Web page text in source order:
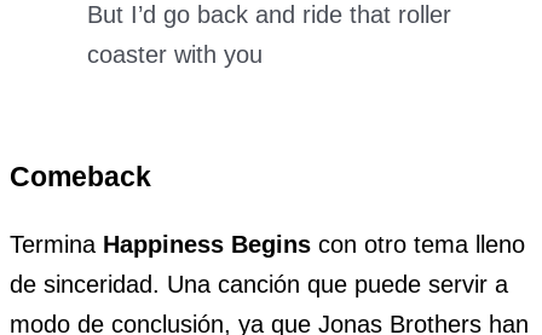
But I’d go back and ride that roller
coaster with you
Comeback
Termina Happiness Begins con otro tema lleno
de sinceridad. Una canción que puede servir a
modo de conclusión, ya que Jonas Brothers han